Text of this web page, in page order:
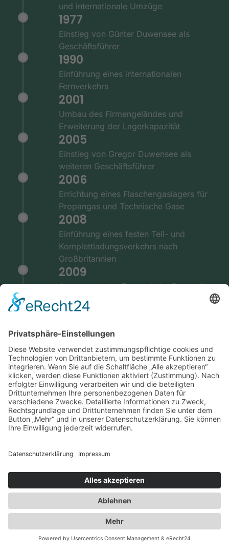
und internationale Umzüge
1977
Einstieg von Günter Duwensee als
Geschäftsführer
1990
Einführung eines internationalen
Fernverkehrs
2001
Umbau des Firmengeländes und
Erweiterung der Lagerkapazität
2005
Einstieg von Gregor Duwensee als
weiteren Geschäftsführer
2006
Errichtung eines Flaschengaslagers für
Propangas und Technische Gase
2008
Einführung eines festen Teil- und
Komplettladungsverkehrs nach
Großbritannien
2009
Ausstattung der Fernverkehrsflotte mit
GPS und Telematiksystemen
2010
Flaschengaslagers für Propangas und
Technische Gase
2014
Umzug innerhalb Heusenstamms in
unsere neuen Räumlichkeiten an der
Martinseestraße 1
2015
50 Jahre Erfolgsgeschichte. Die Spedition
2016
Ausbau des Speditionshofes um 4000 qm
2017
Erweiterung der Lagerfläche auf knapp
18000 qm
Implementierung eines